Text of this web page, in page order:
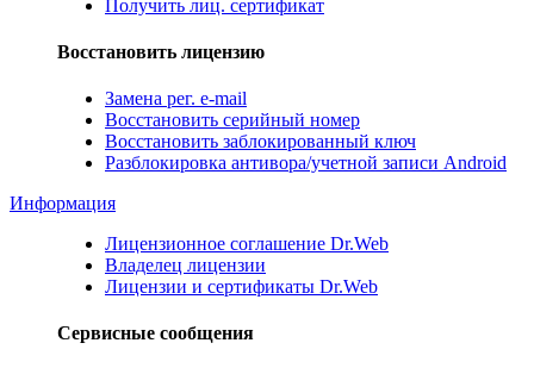
Получить лиц. сертификат
Восстановить лицензию
Замена рег. e-mail
Восстановить серийный номер
Восстановить заблокированный ключ
Разблокировка антивора/учетной записи Android
Информация
Лицензионное соглашение Dr.Web
Владелец лицензии
Лицензии и сертификаты Dr.Web
Сервисные сообщения